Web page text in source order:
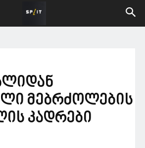
მებრძოლების
კადრები